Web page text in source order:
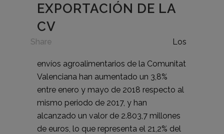
EXPORTACIÓN DE LA
CV
Share Los
envíos agroalimentarios de la Comunitat
Valenciana han aumentado un 3,8%
entre enero y mayo de 2018 respecto al
mismo periodo de 2017, y han
alcanzado un valor de 2.803,7 millones
de euros, lo que representa el 21,2% del